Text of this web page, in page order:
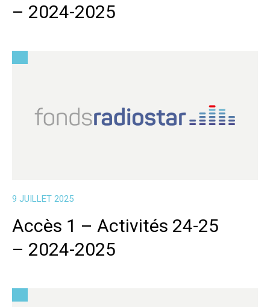
– 2024-2025
9 JUILLET 2025
Accès 1 – Activités 24-25
– 2024-2025